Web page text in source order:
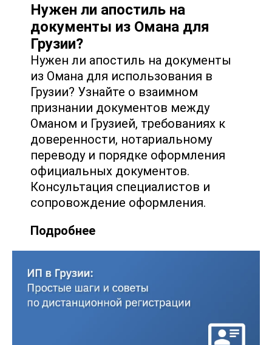
Нужен ли апостиль на
документы из Омана для
Грузии?
Нужен ли апостиль на документы
из Омана для использования в
Грузии? Узнайте о взаимном
признании документов между
Оманом и Грузией, требованиях к
доверенности, нотариальному
переводу и порядке оформления
официальных документов.
Консультация специалистов и
сопровождение оформления.
Подробнее